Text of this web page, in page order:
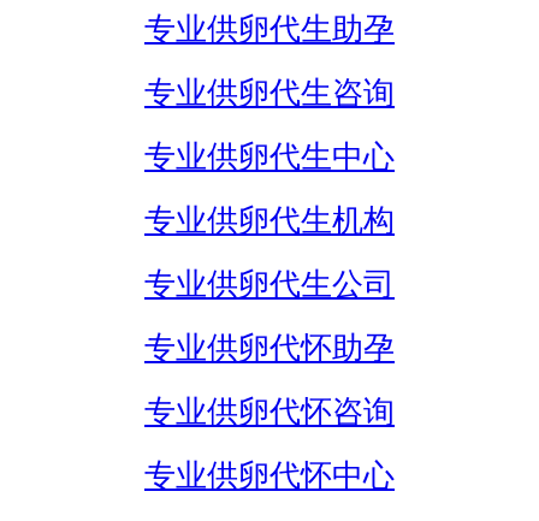
专业供卵代生助孕
专业供卵代生咨询
专业供卵代生中心
专业供卵代生机构
专业供卵代生公司
专业供卵代怀助孕
专业供卵代怀咨询
专业供卵代怀中心